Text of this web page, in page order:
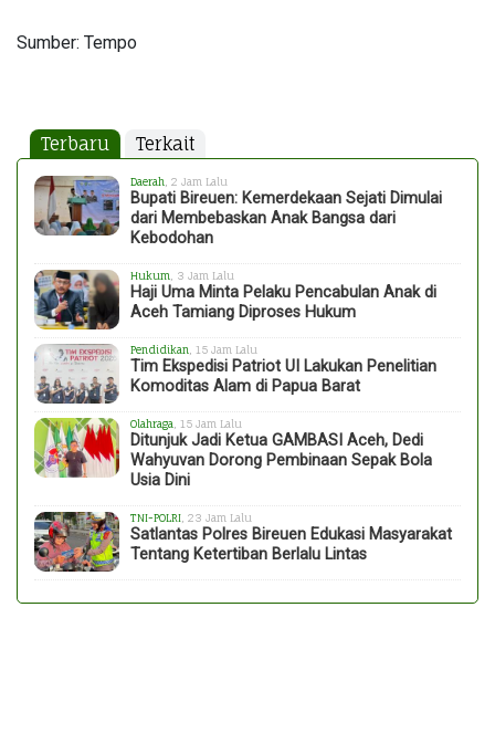
Sumber: Tempo
Terbaru Terkait
Daerah , 2 Jam Lalu
Bupati Bireuen: Kemerdekaan Sejati Dimulai
dari Membebaskan Anak Bangsa dari
Kebodohan
Hukum , 3 Jam Lalu
Haji Uma Minta Pelaku Pencabulan Anak di
Aceh Tamiang Diproses Hukum
Pendidikan , 15 Jam Lalu
Tim Ekspedisi Patriot UI Lakukan Penelitian
Komoditas Alam di Papua Barat
Olahraga , 15 Jam Lalu
Ditunjuk Jadi Ketua GAMBASI Aceh, Dedi
Wahyuvan Dorong Pembinaan Sepak Bola
Usia Dini
TNI-POLRI , 23 Jam Lalu
Satlantas Polres Bireuen Edukasi Masyarakat
Tentang Ketertiban Berlalu Lintas